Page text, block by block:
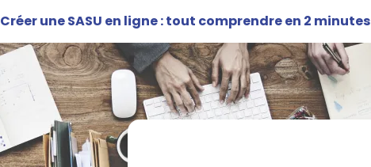
Créer une SASU en ligne : tout comprendre en 2 minutes